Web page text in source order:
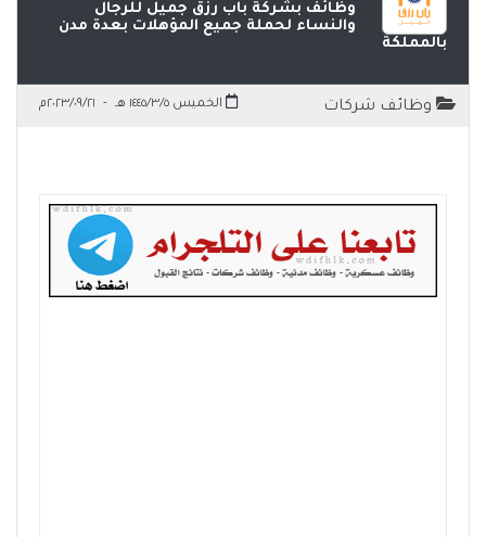
وظائف بشركة باب رزق جميل للرجال
والنساء لحملة جميع المؤهلات بعدة مدن
بالمملكة
وظائف شركات الخميس ١٤٤٥/٣/٥ هـ - ٢٠٢٣/٠٩/٢١م